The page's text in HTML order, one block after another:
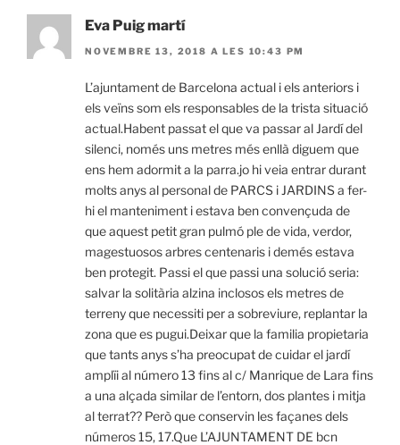
Eva Puig martí
NOVEMBRE 13, 2018 A LES 10:43 PM
L’ajuntament de Barcelona actual i els anteriors i
els veïns som els responsables de la trista situació
actual.Habent passat el que va passar al Jardí del
silenci, només uns metres més enllà diguem que
ens hem adormit a la parra.jo hi veia entrar durant
molts anys al personal de PARCS i JARDINS a fer-
hi el manteniment i estava ben convençuda de
que aquest petit gran pulmó ple de vida, verdor,
magestuosos arbres centenaris i demés estava
ben protegit. Passi el que passi una solució seria:
salvar la solitària alzina inclosos els metres de
terreny que necessiti per a sobreviure, replantar la
zona que es pugui.Deixar que la familia propietaria
que tants anys s’ha preocupat de cuidar el jardí
amplïi al número 13 fins al c/ Manrique de Lara fins
a una alçada similar de l’entorn, dos plantes i mitja
al terrat?? Però que conservin les façanes dels
números 15, 17.Que L’AJUNTAMENT DE bcn